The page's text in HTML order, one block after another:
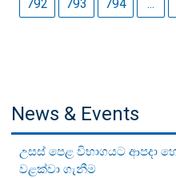
792
793 794 ...
News & Events
උසස් පෙළ විභාගයට ආපදා
වළක්වා ගැනීම